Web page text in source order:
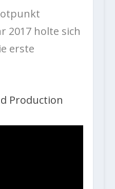
2017 holte sich
erste
Production